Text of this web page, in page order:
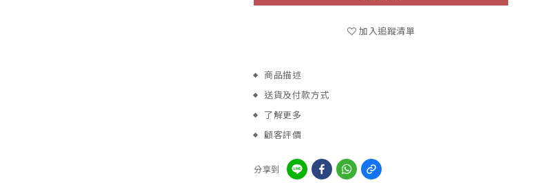
加入追蹤清單
商品描述
送貨及付款方式
了解更多
顧客評價
分享到